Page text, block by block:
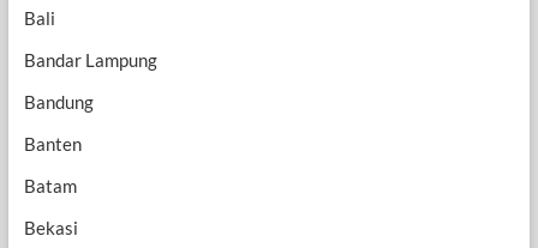
Bali
Bandar Lampung
Bandung
Banten
Batam
Bekasi